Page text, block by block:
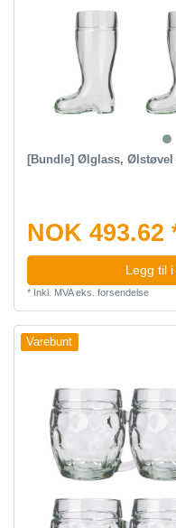
[Bundle] Ølglass, Ølstøvel
NOK 493.62
Legg til
* Inkl. MVAeks. forsendelse
Varebunt